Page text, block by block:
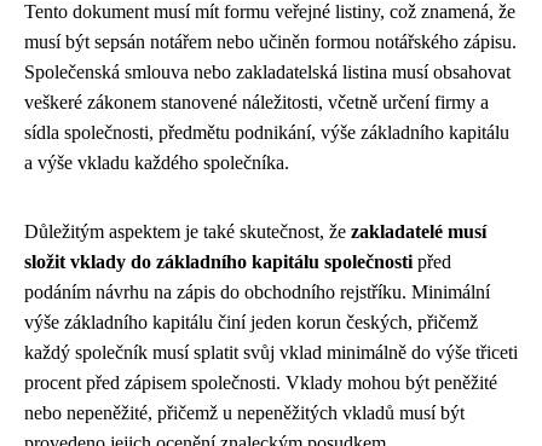
Tento dokument musí mít formu veřejné listiny, což znamená, že
musí být sepsán notářem nebo učiněn formou notářského zápisu.
Společenská smlouva nebo zakladatelská listina musí obsahovat
veškeré zákonem stanovené náležitosti, včetně určení firmy a
sídla společnosti, předmětu podnikání, výše základního kapitálu
a výše vkladu každého společníka.
Důležitým aspektem je také skutečnost, že zakladatelé musí
složit vklady do základního kapitálu společnosti před
podáním návrhu na zápis do obchodního rejstříku. Minimální
výše základního kapitálu činí jeden korun českých, přičemž
každý společník musí splatit svůj vklad minimálně do výše třiceti
procent před zápisem společnosti. Vklady mohou být peněžité
nebo nepeněžité, přičemž u nepeněžitých vkladů musí být